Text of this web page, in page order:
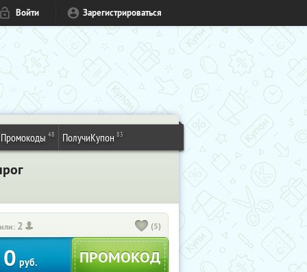
Войти Зарегистрироваться
Промокоды 48 ПолучиКупон 83
2 (5)
0 руб.